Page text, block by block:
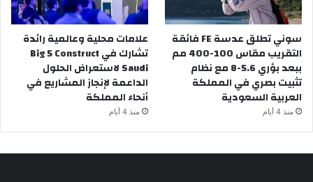
سوني تطلق عدسة FE فائقة
التقريب مقاس 100-400 مم
ببعد بؤري 5.6-8 مع نظام
تثبيت بصري في المملكة
العربية السعودية
منذ 4 أيام
علامات محلية وعالمية رائدة
تشارك في Big 5 Construct
Saudi لاستعراض الحلول
الداعمة لإنجاز المشاريع في
أنحاء المملكة
منذ 4 أيام